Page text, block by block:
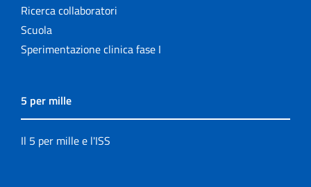
Ricerca collaboratori
Scuola
Sperimentazione clinica fase I
5 per mille
Il 5 per mille e l'ISS